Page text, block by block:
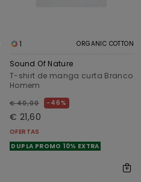
1 ORGANIC COTTON
Sound Of Nature
T-shirt de manga curta Branco
Homem
€ 40,00 46%
€ 21,60
OFERTAS
DUPLA PROMO 10% EXTRA